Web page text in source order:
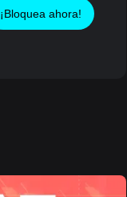
¡Bloquea ahora!